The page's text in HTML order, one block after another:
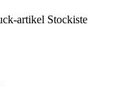
artikel Stockiste